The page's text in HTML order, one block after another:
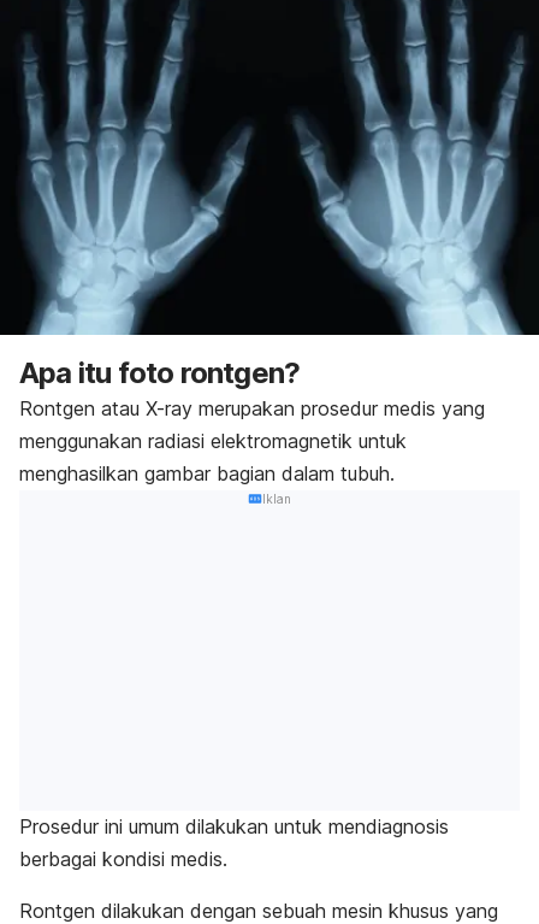
Apa itu foto rontgen?
Rontgen atau X-ray merupakan prosedur medis yang
menggunakan radiasi elektromagnetik untuk
menghasilkan gambar bagian dalam tubuh.
Iklan
Prosedur ini umum dilakukan untuk mendiagnosis
berbagai kondisi medis.
Rontgen dilakukan dengan sebuah mesin khusus yang